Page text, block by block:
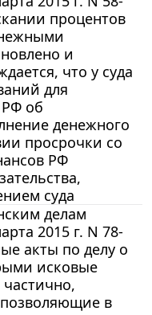
процентов
и
что у суда
для
об
денежного
просрочки со
РФ
суда
делам
2015 г. N 78-
акты по делу о
исковые
позволяющие в